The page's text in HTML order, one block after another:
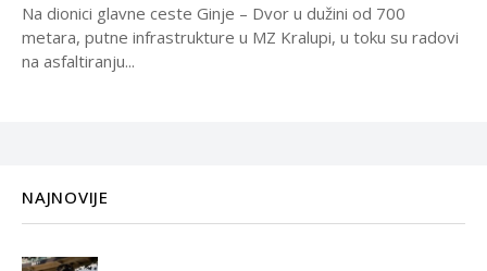
Na dionici glavne ceste Ginje – Dvor u dužini od 700
metara, putne infrastrukture u MZ Kralupi, u toku su radovi
na asfaltiranju...
NAJNOVIJE